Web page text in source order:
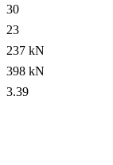
30
23
237 kN
398 kN
3.39